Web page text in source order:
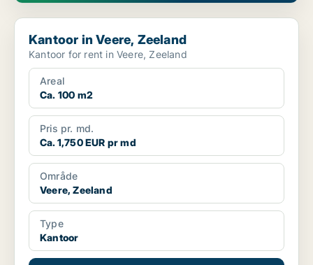
Kantoor in Veere, Zeeland
Kantoor in Veere, Zeeland
Kantoor for rent in Veere, Zeeland
Areal
Ca. 100 m2
Pris pr. md.
Ca. 1,750 EUR pr md
Område
Veere, Zeeland
Type
Kantoor